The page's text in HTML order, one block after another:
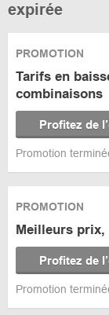
expirée
PROMOTION
Tarifs en
combinaisons
Profitez de
Promotion
PROMOTION
Meilleurs prix,
Profitez de
Promotion